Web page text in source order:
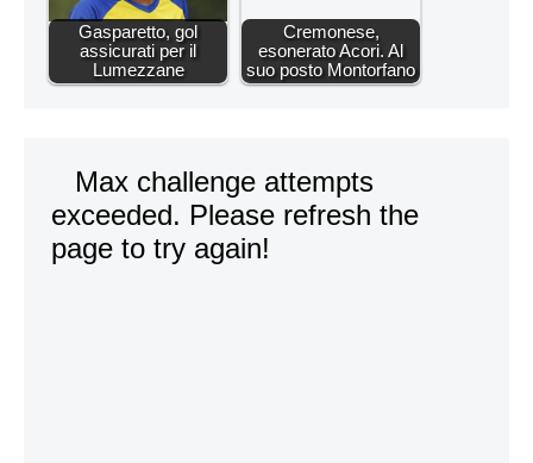
Gasparetto, gol
assicurati per il
Lumezzane
Cremonese,
esonerato Acori. Al
suo posto Montorfano